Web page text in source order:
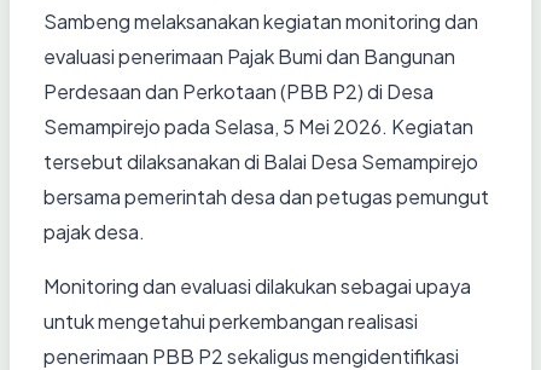
Sambeng melaksanakan kegiatan monitoring dan
evaluasi penerimaan Pajak Bumi dan Bangunan
Perdesaan dan Perkotaan (PBB P2) di Desa
Semampirejo pada Selasa, 5 Mei 2026. Kegiatan
tersebut dilaksanakan di Balai Desa Semampirejo
bersama pemerintah desa dan petugas pemungut
pajak desa.
Monitoring dan evaluasi dilakukan sebagai upaya
untuk mengetahui perkembangan realisasi
penerimaan PBB P2 sekaligus mengidentifikasi